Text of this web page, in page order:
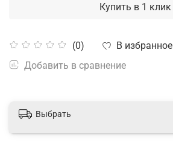
(0)
В избранное
Добавить в сравнение
Купить в 1 клик
Выбрать